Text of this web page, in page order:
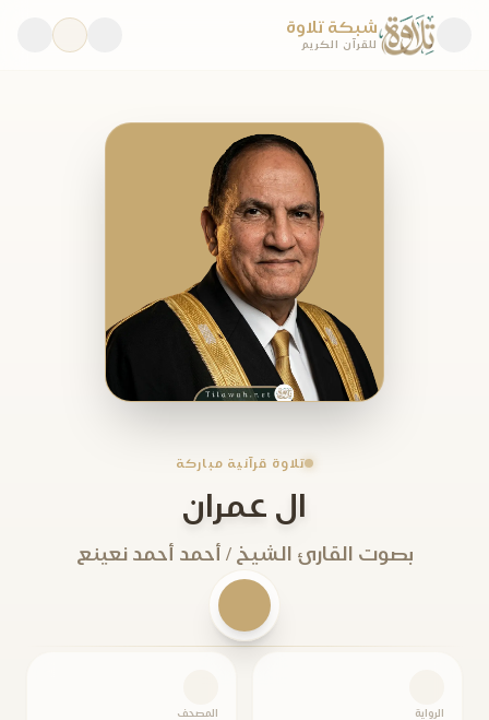
شبكة تلاوة
للقرآن الكريم
تلاوة قرآنية مباركة
ال عمران
بصوت القارئ الشيخ / أحمد أحمد نعينع
الرواية المصحف